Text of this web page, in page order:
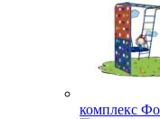
комплекс